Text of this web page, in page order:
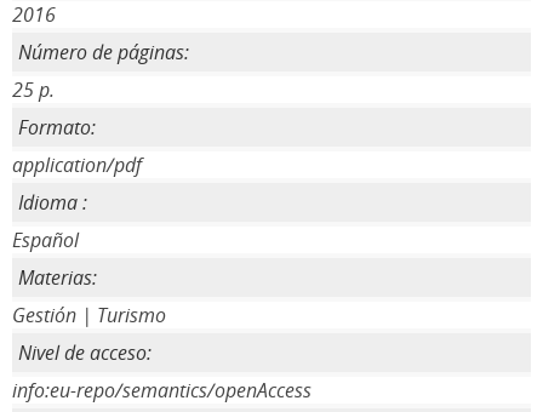
2016
Número de páginas:
25 p.
Formato:
application/pdf
Idioma :
Español
Materias:
Gestión | Turismo
Nivel de acceso:
info:eu-repo/semantics/openAccess